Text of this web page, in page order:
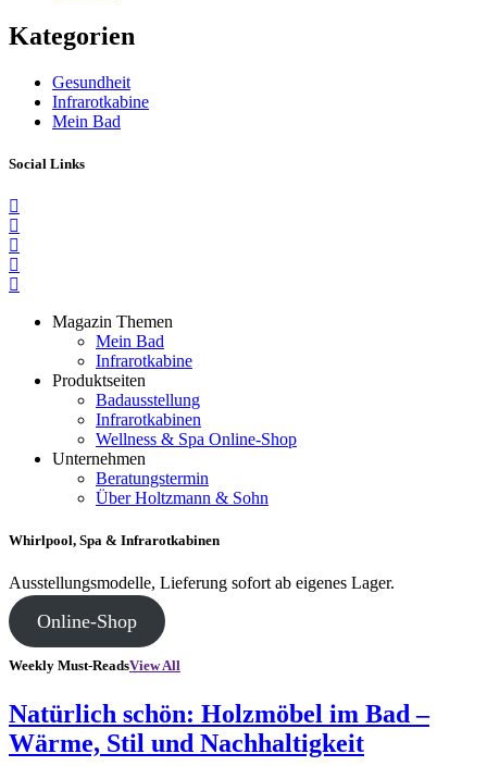
Kategorien
Gesundheit
Infrarotkabine
Mein Bad
Social Links
Magazin Themen
Mein Bad
Infrarotkabine
Produktseiten
Badausstellung
Infrarotkabinen
Wellness & Spa Online-Shop
Unternehmen
Beratungstermin
Über Holtzmann & Sohn
Whirlpool, Spa & Infrarotkabinen
Ausstellungsmodelle, Lieferung sofort ab eigenes Lager.
Online-Shop
Weekly Must-ReadsView All
Natürlich schön: Holzmöbel im Bad –
Wärme, Stil und Nachhaltigkeit